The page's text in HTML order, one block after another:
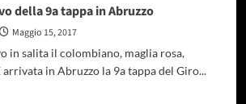
della 9a tappa in Abruzzo
Maggio 15, 2017
in salita il colombiano, maglia rosa,
in Abruzzo la 9a tappa del Giro...